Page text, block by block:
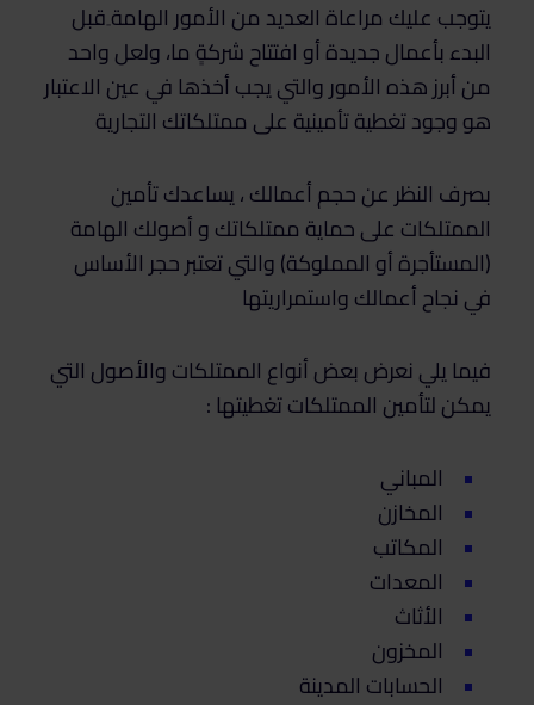
يتوجب عليك مراعاة العديد من الأمور الهامة ِقبل
البدء بأعمال جديدة أو افتتاح شركةٍ ما، ولعل واحد
من أبرز هذه الأمور والتي يجب أخذها في عين الاعتبار
هو وجود تغطية تأمينية على ممتلكاتك التجارية
بصرف النظر عن حجم أعمالك ، يساعدك تأمين
الممتلكات على حماية ممتلكاتك و أصولك الهامة
(المستأجرة أو المملوكة) والتي تعتبر حجر الأساس
في نجاح أعمالك واستمراريتها
فيما يلي نعرض بعض أنواع الممتلكات والأصول التي
يمكن لتأمين الممتلكات تغطيتها :
المباني
المخازن
المكاتب
المعدات
الأثاث
المخزون
الحسابات المدينة